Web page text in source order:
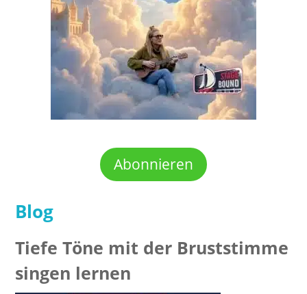
Abonnieren
Blog
Tiefe Töne mit der Bruststimme
singen lernen